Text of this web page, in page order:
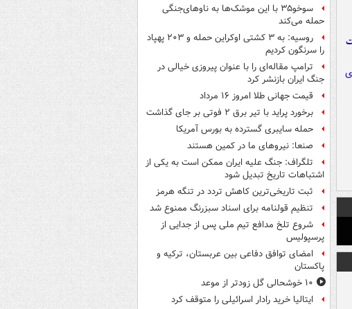
سوخو۳۵ با این موشک‌ها به ناوهای‌جنگی
حمله می‌کند
روسیه: به ۳ کشتی اوکراین حمله و ۲۰۳ پهپاد
را سرنگون کردیم
ترامپ مقاله‌ای را با عنوان پیروزی خیالی در
جنگ ایران بازنشر کرد
قیمت جهانی طلا امروز ۱۶ مرداد
برخورد پراید با تیر برق ۲ فوتی بر جای گذاشت
حمله سایبری گسترده به بورس آمریکا
صنعا: نیروهای ما در کمین‌ هستند
تلگراف: جنگ علیه ایران ممکن است به یکی از
اشتباهات تاریخ تبدیل شود
ثبت تاریخی‌ترین کاهش تردد در تنگه هرمز
تنظیم قولنامه برای اسناد سبزرنگ ممنوع شد
شروع تلخ مدافع تیم ملی پس از جدایی از
پرسپولیس
امضای توافق دفاعی بین عربستان، ترکیه و
پاکستان
۱۰ خوشحالی گل زودتر از موعد
ایتالیا خرید رادار اسرائیلی را متوقف کرد